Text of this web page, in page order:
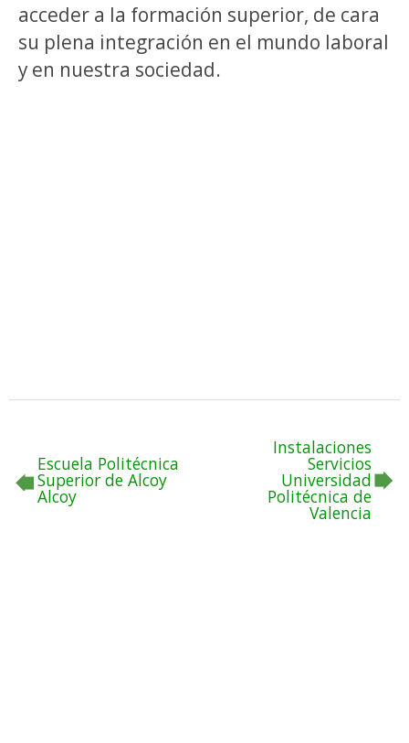
acceder a la formación superior, de cara
su plena integración en el mundo laboral
y en nuestra sociedad.
Escuela Politécnica
Superior de Alcoy
Alcoy
Instalaciones
Servicios
Universidad
Politécnica de
Valencia